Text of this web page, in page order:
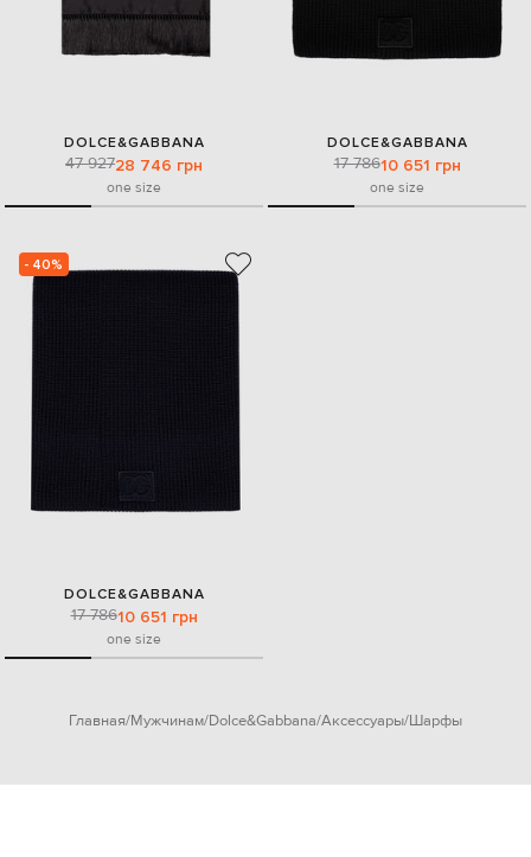
DOLCE&GABBANA
47 92728 746 грн
one size
DOLCE&GABBANA
17 78610 651 грн
one size
- 40%
DOLCE&GABBANA
17 78610 651 грн
one size
Главная Мужчинам Dolce&Gabbana Аксессуары Шарфы